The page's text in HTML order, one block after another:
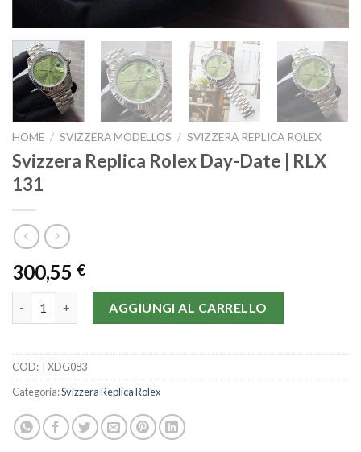
HOME / SVIZZERA MODELLOS / SVIZZERA REPLICA ROLEX
Svizzera Replica Rolex Day-Date | RLX
131
300,55 €
AGGIUNGI AL CARRELLO
COD:TXDG083
Categoria:Svizzera Replica Rolex